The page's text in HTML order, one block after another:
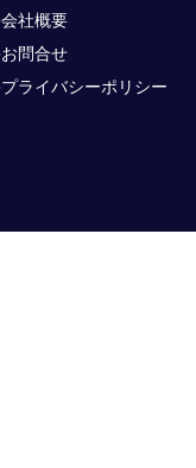
会社概要
お問合せ
プライバシーポリシー